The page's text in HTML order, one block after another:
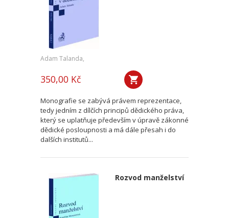
Adam Talanda,
350,00 Kč
Monografie se zabývá právem reprezentace,
tedy jedním z dílčích principů dědického práva,
který se uplatňuje především v úpravě zákonné
dědické posloupnosti a má dále přesah i do
dalších institutů...
Rozvod manželství